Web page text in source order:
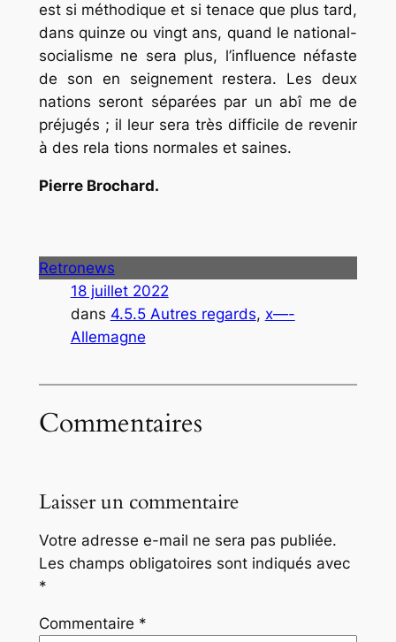
est si méthodique et si tenace que plus tard,
dans quinze ou vingt ans, quand le national-
socialisme ne sera plus, l’influence néfaste
de son en seignement restera. Les deux
nations seront séparées par un abî me de
préjugés ; il leur sera très difficile de revenir
à des rela tions normales et saines.
Pierre Brochard.
Retronews
18 juillet 2022
dans 4.5.5 Autres regards, x—-
Allemagne
Commentaires
Laisser un commentaire
Votre adresse e-mail ne sera pas publiée.
Les champs obligatoires sont indiqués avec
*
Commentaire *